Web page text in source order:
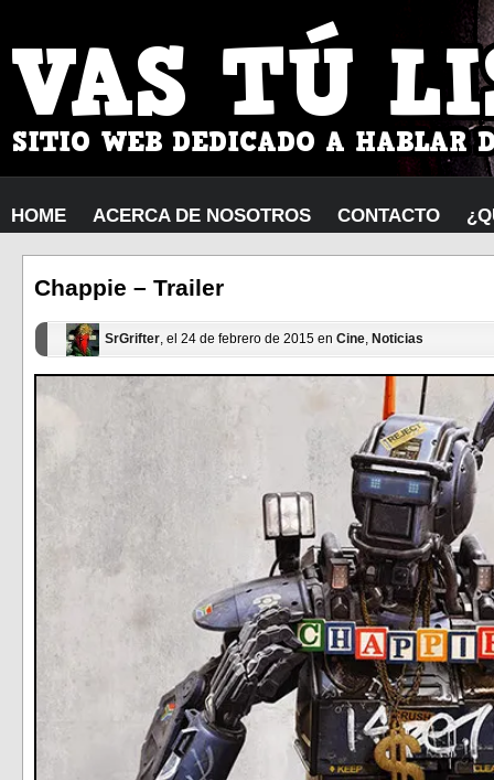
HOME ACERCA DE NOSOTROS CONTACTO
Chappie – Trailer
SrGrifter, el 24 de febrero de 2015 en Cine, Noticias